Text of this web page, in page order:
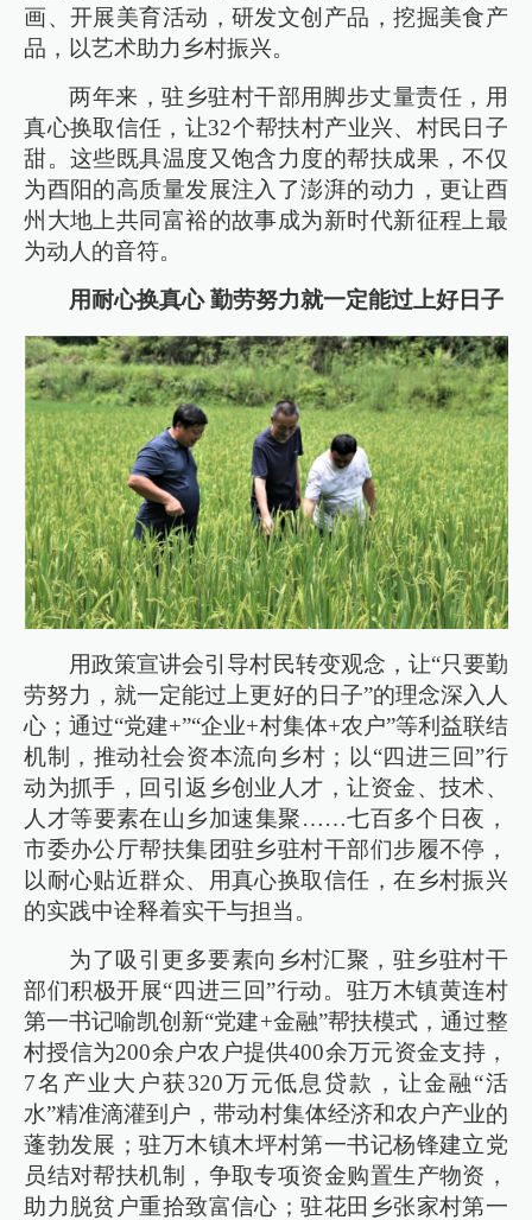
画、开展美育活动，研发文创产品，挖掘美食产
品，以艺术助力乡村振兴。
两年来，驻乡驻村干部用脚步丈量责任，用
真心换取信任，让32个帮扶村产业兴、村民日子
甜。这些既具温度又饱含力度的帮扶成果，不仅
为酉阳的高质量发展注入了澎湃的动力，更让酉
州大地上共同富裕的故事成为新时代新征程上最
为动人的音符。
用耐心换真心 勤劳努力就一定能过上好日子
用政策宣讲会引导村民转变观念，让“只要勤
劳努力，就一定能过上更好的日子”的理念深入人
心；通过“党建+”“企业+村集体+农户”等利益联结
机制，推动社会资本流向乡村；以“四进三回”行
动为抓手，回引返乡创业人才，让资金、技术、
人才等要素在山乡加速集聚……七百多个日夜，
市委办公厅帮扶集团驻乡驻村干部们步履不停，
以耐心贴近群众、用真心换取信任，在乡村振兴
的实践中诠释着实干与担当。
为了吸引更多要素向乡村汇聚，驻乡驻村干
部们积极开展“四进三回”行动。驻万木镇黄连村
第一书记喻凯创新“党建+金融”帮扶模式，通过整
村授信为200余户农户提供400余万元资金支持，
7名产业大户获320万元低息贷款，让金融“活
水”精准滴灌到户，带动村集体经济和农户产业的
蓬勃发展；驻万木镇木坪村第一书记杨锋建立党
员结对帮扶机制，争取专项资金购置生产物资，
助力脱贫户重拾致富信心；驻花田乡张家村第一